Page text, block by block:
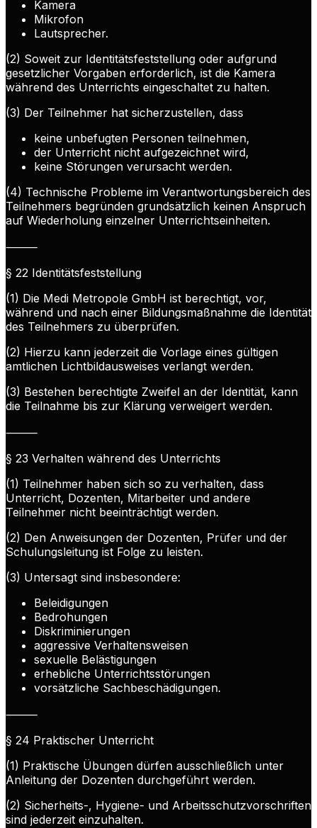
Kamera
Mikrofon
Lautsprecher.
(2) Soweit zur Identitätsfeststellung oder aufgrund
gesetzlicher Vorgaben erforderlich, ist die Kamera
während des Unterrichts eingeschaltet zu halten.
(3) Der Teilnehmer hat sicherzustellen, dass
keine unbefugten Personen teilnehmen,
der Unterricht nicht aufgezeichnet wird,
keine Störungen verursacht werden.
(4) Technische Probleme im Verantwortungsbereich des
Teilnehmers begründen grundsätzlich keinen Anspruch
auf Wiederholung einzelner Unterrichtseinheiten.
⸻
§ 22 Identitätsfeststellung
(1) Die Medi Metropole GmbH ist berechtigt, vor,
während und nach einer Bildungsmaßnahme die Identität
des Teilnehmers zu überprüfen.
(2) Hierzu kann jederzeit die Vorlage eines gültigen
amtlichen Lichtbildausweises verlangt werden.
(3) Bestehen berechtigte Zweifel an der Identität, kann
die Teilnahme bis zur Klärung verweigert werden.
⸻
§ 23 Verhalten während des Unterrichts
(1) Teilnehmer haben sich so zu verhalten, dass
Unterricht, Dozenten, Mitarbeiter und andere
Teilnehmer nicht beeinträchtigt werden.
(2) Den Anweisungen der Dozenten, Prüfer und der
Schulungsleitung ist Folge zu leisten.
(3) Untersagt sind insbesondere:
Beleidigungen
Bedrohungen
Diskriminierungen
aggressive Verhaltensweisen
sexuelle Belästigungen
erhebliche Unterrichtsstörungen
vorsätzliche Sachbeschädigungen.
⸻
§ 24 Praktischer Unterricht
(1) Praktische Übungen dürfen ausschließlich unter
Anleitung der Dozenten durchgeführt werden.
(2) Sicherheits-, Hygiene- und Arbeitsschutzvorschriften
sind jederzeit einzuhalten.